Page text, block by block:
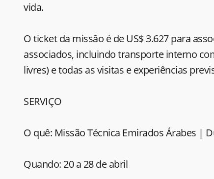
vida.
O ticket da missão é de US$ 3.627 para
associados, incluindo transporte interno
livres) e todas as visitas e experiências
SERVIÇO
O quê: Missão Técnica Emirados Árabes |
Quando: 20 a 28 de abril